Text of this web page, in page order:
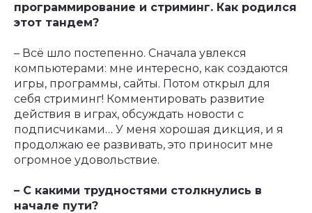
программирование и стриминг. Как родился
этот тандем?
– Всё шло постепенно. Сначала увлекся
компьютерами: мне интересно, как создаются
игры, программы, сайты. Потом открыл для
себя стриминг! Комментировать развитие
действия в играх, обсуждать новости с
подписчиками… У меня хорошая дикция, и я
продолжаю ее развивать, это приносит мне
огромное удовольствие.
– С какими трудностями столкнулись в
начале пути?